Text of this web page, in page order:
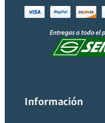
Información